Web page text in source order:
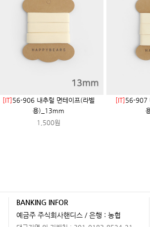
[IT] 56-906 내추럴 면테이프(라벨
용)_13mm
1,500원
[IT] 56-907
BANKING INFOR
예금주 주식회사핸디스 / 은행 : 농협